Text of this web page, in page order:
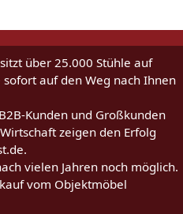
über 25.000 Stühle auf
sofort auf den Weg nach Ihnen
Kunden und Großkunden
zeigen den Erfolg
vielen Jahren noch möglich.
vom Objektmöbel